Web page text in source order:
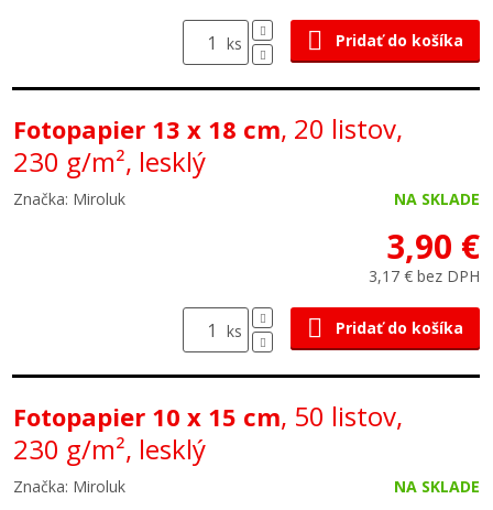
ks Pridať do košíka
Fotopapier 13 x 18 cm, 20 listov,
230 g/m², lesklý
Značka: Miroluk NA SKLADE
3,90 €
3,17 € bez DPH
ks Pridať do košíka
Fotopapier 10 x 15 cm, 50 listov,
230 g/m², lesklý
Značka: Miroluk NA SKLADE